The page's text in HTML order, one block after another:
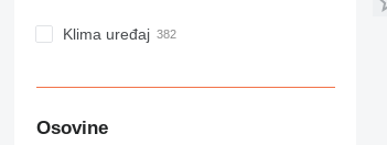
Klima uređaj
Osovine